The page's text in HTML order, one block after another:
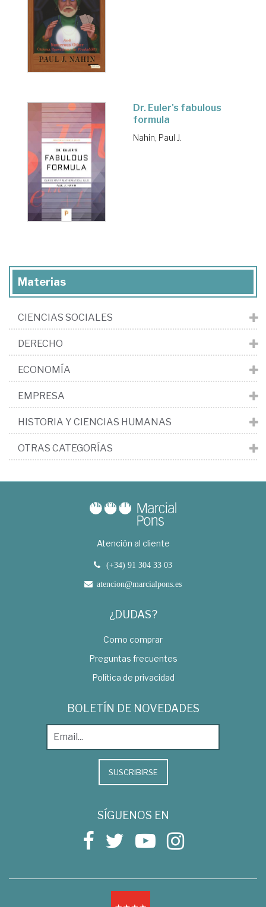
Dr. Euler's fabulous
formula
Nahin, Paul J.
Materias
CIENCIAS SOCIALES
DERECHO
ECONOMÍA
EMPRESA
HISTORIA Y CIENCIAS HUMANAS
OTRAS CATEGORÍAS
Atención al cliente
(+34) 91 304 33 03
atencion@marcialpons.es
¿DUDAS?
Como comprar
Preguntas frecuentes
Política de privacidad
BOLETÍN DE NOVEDADES
SUSCRIBIRSE
SÍGUENOS EN